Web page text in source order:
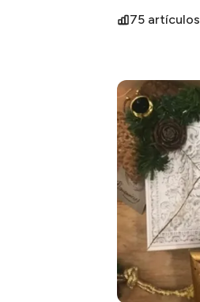
75 artículos